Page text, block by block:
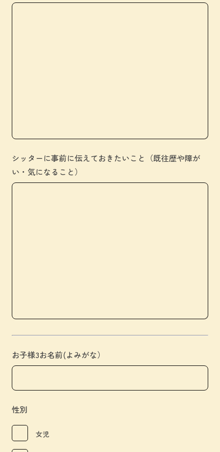
シッターに事前に伝えておきたいこと（既往歴や障が
い・気になること）
お子様3お名前(よみがな）
性別
女児